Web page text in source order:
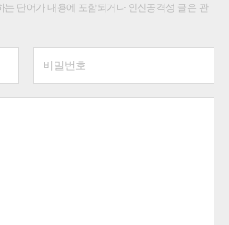
는 단어가 내용에 포함되거나 인신공격성 글은 관